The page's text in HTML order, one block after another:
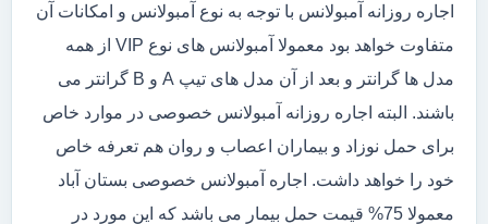
اجاره روزانه آمبولانس با توجه به نوع آمبولانس و امکانات آن
متفاوت خواهد بود معمولا آمبولانس های نوع VIP از همه
مدل ها گرانتر و بعد از آن مدل های تیپ A و B گرانتر می
باشند. البته اجاره روزانه آمبولانس خصوصی در موارد خاص
برای حمل نوزاد و بیماران اعصاب و روان هم تعرفه خاص
خود را خواهد داشت. اجاره آمبولانس خصوصی بستان آباد
معمولا 75% قیمت حمل بیمار می باشد که این مورد در